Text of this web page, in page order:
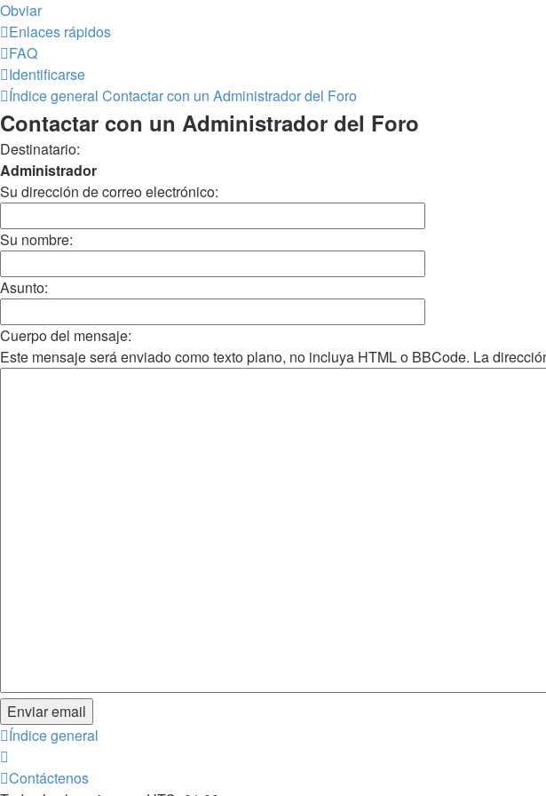
Obviar
Enlaces rápidos
FAQ
Identificarse
Índice general Contactar con un Administrador del Foro
Contactar con un Administrador del Foro
Destinatario:
Administrador
Su dirección de correo electrónico:
Su nombre:
Asunto:
Cuerpo del mensaje:
Este mensaje será enviado como texto plano, no incluya HTML o BBCode. La
Índice general
Contáctenos